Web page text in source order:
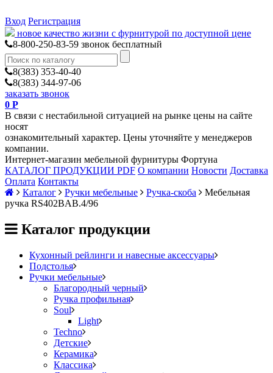
Вход Регистрация
новое качество жизни с фурнитурой по доступной цене
8-800-250-83-59 звонок бесплатный
8(383) 353-40-40
8(383) 344-97-06
заказать звонок
0 Р
В связи с нестабильной ситуацией на рынке цены на сайте
носят
ознакомительный характер. Цены уточняйте у менеджеров
компании.
Интернет-магазин мебельной фурнитуры Фортуна
КАТАЛОГ ПРОДУКЦИИ PDF О компании Новости Доставка
Оплата Контакты
Каталог
Ручки мебельные Ручка-скоба
Мебельная
ручка RS402BAB.4/96
Каталог продукции
Кухонный рейлинги и навесные аксессуары
Подстолья
Ручки мебельные
Благородный черный
Ручка профильная
Soul
Light
Techno
Детские
Керамика
Классика